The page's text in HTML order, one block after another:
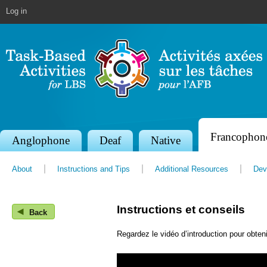
Log in
◀ Back Instructions et conseils
Regardez le vidéo d’introduction pour
SAnglophone Deaf Native
About Instructions and Tips Additional Resources